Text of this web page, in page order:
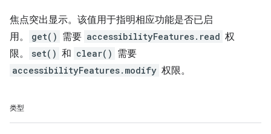
焦点突出显示。该值用于指明相应功能是否已启
用。
get() 需要 accessibilityFeatures.read 权
限。
set() 和 clear() 需要
accessibilityFeatures.modify 权限。
类型